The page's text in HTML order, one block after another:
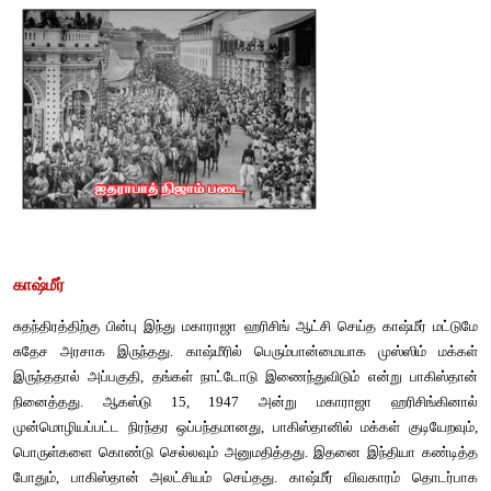
கொள்ளவில்லை. ஜூனாகத்தை சுற்றியுள்ள மற்ற மூன்று
அங்கமாக இருந்தன. நான்காவது பகுதி அரபிக்கடல் அந்த
பெரும்பாலோர் முஸ்லிம் அல்லாதோர். இருந்தபோதிலும்
பாகிஸ்தானோடு ஆகஸ்ட், 15 1947 அன்று
கண்டித்து பொதுமக்கள் எதிர்த்து போராட்டங்கள்
இந்தியாவுடன் இணைய வேண்டும் என்று கோரினார்.
குடும்பத்தினருடனும் அரசு கஜானாவுடனும் பாகிஸ்தானின்
ஐதராபாத்
நிஜாம் தலைமையிலான ஐதராபாத் மற்றொரு சுதேச
அல்லாதோர் பெரும்பான்மையினராக இருந்தனர். அவர்
எதிர்பார்த்தார். மவுண்ட்பேட்டன் பிரபு "டொமினியன்" நிலை